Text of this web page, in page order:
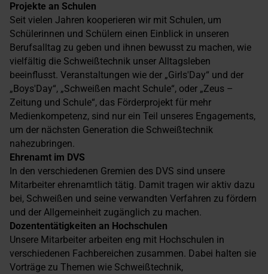
Projekte an Schulen
Seit vielen Jahren kooperieren wir mit Schulen, um
Schülerinnen und Schülern einen Einblick in unseren
Berufsalltag zu geben und ihnen bewusst zu machen, wie
vielfältig die Schweißtechnik unser Alltagsleben
beeinflusst. Veranstaltungen wie der „Girls'Day“ und der
„Boys'Day“, „Schweißen macht Schule“, oder „Zeus –
Zeitung und Schule“, das Förderprojekt für mehr
Medienkompetenz, sind nur ein Teil unseres Engagements,
um der nächsten Generation die Schweißtechnik
nahezubringen.
Ehrenamt im DVS
In den verschiedenen Gremien des DVS sind unsere
Mitarbeiter ehrenamtlich tätig. Damit tragen wir aktiv dazu
bei, Schweißen und seine verwandten Verfahren zu fördern
und der Allgemeinheit zugänglich zu machen.
Dozententätigkeiten an Hochschulen
Unsere Mitarbeiter arbeiten eng mit Hochschulen in
verschiedenen Fachbereichen zusammen. Dabei halten sie
Vorträge zu Themen wie Schweißtechnik,